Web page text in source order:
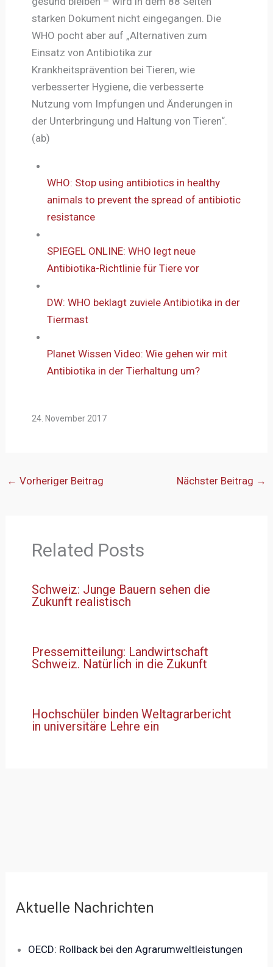
starken Dokument nicht eingegangen. Die
WHO pocht aber auf „Alternativen zum
Einsatz von Antibiotika zur
Krankheitsprävention bei Tieren, wie
verbesserter Hygiene, die verbesserte
Nutzung vom Impfungen und Änderungen in
der Unterbringung und Haltung von Tieren“.
(ab)
WHO: Stop using antibiotics in healthy
animals to prevent the spread of antibiotic
resistance
SPIEGEL ONLINE: WHO legt neue
Antibiotika-Richtlinie für Tiere vor
DW: WHO beklagt zuviele Antibiotika in der
Tiermast
Planet Wissen Video: Wie gehen wir mit
Antibiotika in der Tierhaltung um?
24. November 2017
← Vorheriger Beitrag Nächster Beitrag →
Related Posts
Schweiz: Junge Bauern sehen die
Zukunft realistisch
Pressemitteilung: Landwirtschaft
Schweiz. Natürlich in die Zukunft
Hochschüler binden Weltagrarbericht
in universitäre Lehre ein
Aktuelle Nachrichten
OECD: Rollback bei den Agrarumweltleistungen